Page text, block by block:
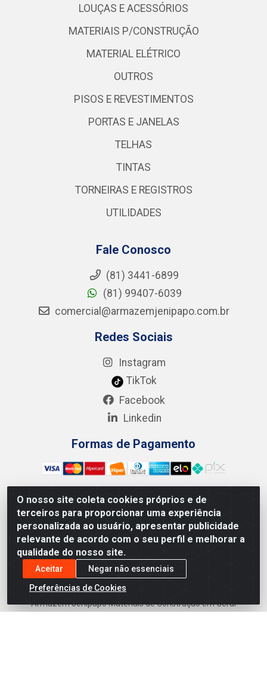
O nosso site coleta cookies próprios e de
terceiros para proporcionar uma experiência
personalizada ao usuário, apresentar publicidade
relevante de acordo com o seu perfil e melhorar a
qualidade do nosso site.
Aceitar
Negar não essenciais
Preferências de Cookies
LOUÇAS E ACESSÓRIOS
MATERIAIS P/CONSTRUÇÃO
MATERIAL ELÉTRICO
OUTROS
PISOS E REVESTIMENTOS
PORTAS E JANELAS
TELHAS
TINTAS
TORNEIRAS E REGISTROS
UTILIDADES
Fale Conosco
(81) 3441-6899
(81) 99407-6039
comercial@armazemjenipapo.com.br
Redes Sociais
Instagram
TikTok
Facebook
Linkedin
Formas de Pagamento
Preços, promoções, condições de pagamento e frete são
válidos para compras realizadas exclusivamente pelo site.
Caso haja divergência de preço de um produto, será válido o
preço que for exibido no carrinho de compras do site no
momento do pagamento. As vendas estão sujeitas a análise
e disponibilidade do estoque. Imagens de produtos
meramente ilustrativas.
Armazém Jenipapo Materiais de Construção em Geral